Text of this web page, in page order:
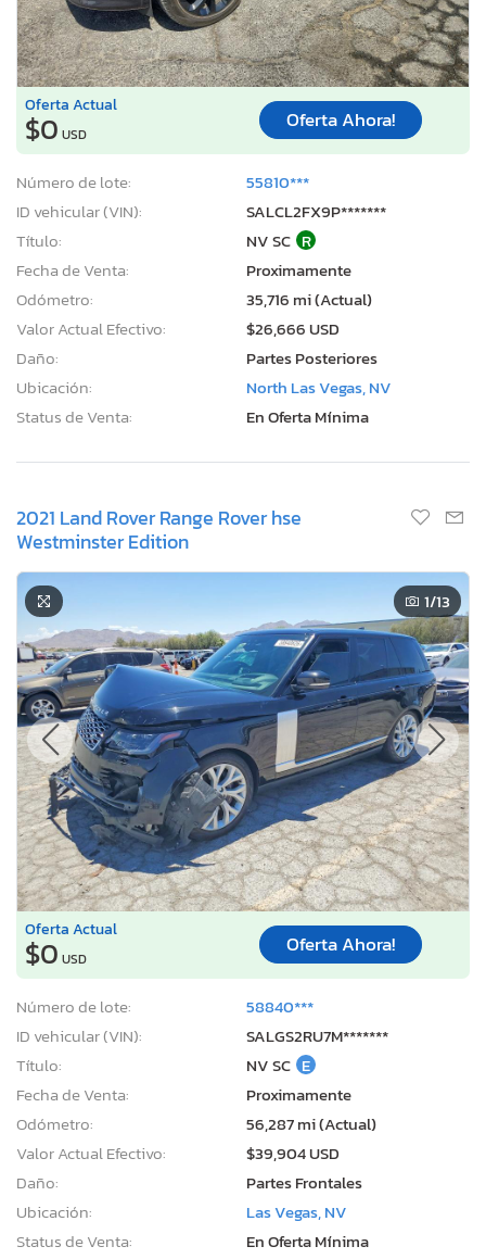
Oferta Actual
$0 USD
Oferta Ahora!
Número de lote:
55810***
ID vehicular (VIN):
SALCL2FX9P*******
Título:
NV SC R
Fecha de Venta:
Proximamente
Odómetro:
35,716 mi (Actual)
Valor Actual Efectivo:
$26,666 USD
Daño:
Partes Posteriores
Ubicación:
North Las Vegas, NV
Status de Venta:
En Oferta Mínima
2021 Land Rover Range Rover hse
Westminster Edition
1/13
Oferta Actual
$0 USD
Oferta Ahora!
Número de lote:
58840***
ID vehicular (VIN):
SALGS2RU7M*******
Título:
NV SC E
Fecha de Venta:
Proximamente
Odómetro:
56,287 mi (Actual)
Valor Actual Efectivo:
$39,904 USD
Daño:
Partes Frontales
Ubicación:
Las Vegas, NV
Status de Venta:
En Oferta Mínima